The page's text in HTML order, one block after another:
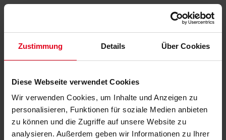
Zustimmung Details Über Cookies
Diese Webseite verwendet Cookies
Wir verwenden Cookies, um Inhalte und Anzeigen zu
personalisieren, Funktionen für soziale Medien anbieten
zu können und die Zugriffe auf unsere Website zu
analysieren. Außerdem geben wir Informationen zu Ihrer